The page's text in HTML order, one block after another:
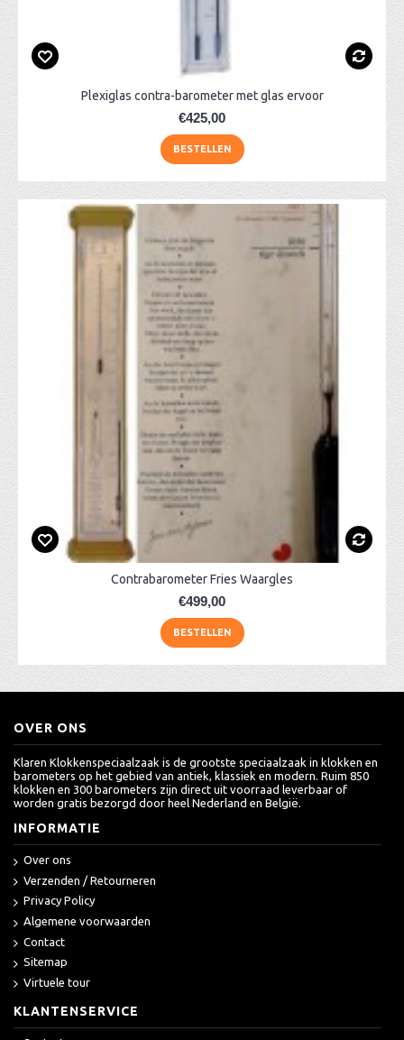
Plexiglas contra-barometer met glas ervoor
€425,00
BESTELLEN
Contrabarometer Fries Waargles
€499,00
BESTELLEN
OVER ONS
Klaren Klokkenspeciaalzaak is de grootste speciaalzaak in klokken en
barometers op het gebied van antiek, klassiek en modern. Ruim 850
klokken en 300 barometers zijn direct uit voorraad leverbaar of
worden gratis bezorgd door heel Nederland en België.
INFORMATIE
Over ons
Verzenden / Retourneren
Privacy Policy
Algemene voorwaarden
Contact
Sitemap
Virtuele tour
KLANTENSERVICE